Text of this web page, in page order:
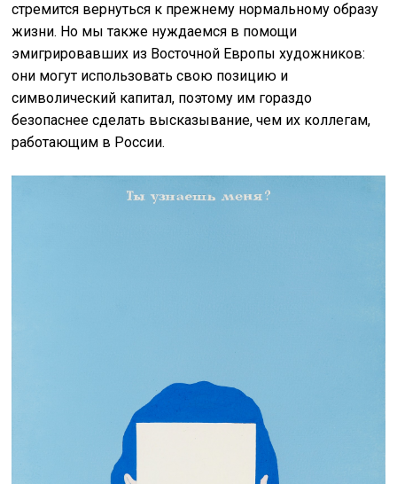
стремится вернуться к прежнему нормальному образу
жизни. Но мы также нуждаемся в помощи
эмигрировавших из Восточной Европы художников:
они могут использовать свою позицию и
символический капитал, поэтому им гораздо
безопаснее сделать высказывание, чем их коллегам,
работающим в России.